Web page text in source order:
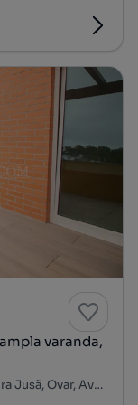
varanda,
Ovar, S. João, Arada e S. Vicente de Pereira Jusã, Ovar, Aveiro